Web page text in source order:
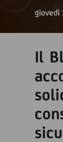
giovedì
Il